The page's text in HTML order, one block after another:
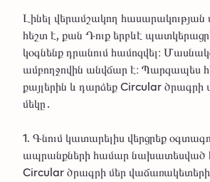
Լինել վերամշակող
հեշտ է, քան Դուք երբևէ
կօգնենք դրանում համոզվել։
ամբողջովին անվճար է։ Պարզապես
քայլերին և դարձեք Circular ծրագրի
մեկը․
1. Գնում կատարելիս վերցրեք
ապրանքների համար նախատեսված
Circular ծրագրի մեր